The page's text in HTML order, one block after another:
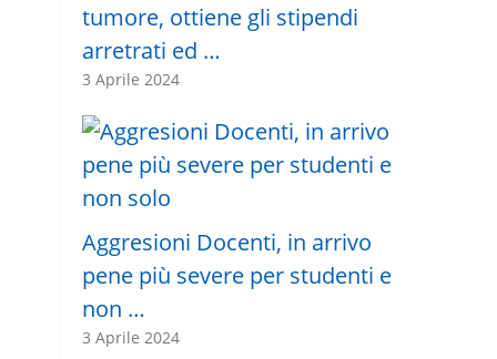
tumore, ottiene gli stipendi
arretrati ed …
3 Aprile 2024
Aggresioni Docenti, in arrivo
pene più severe per studenti e
non …
3 Aprile 2024